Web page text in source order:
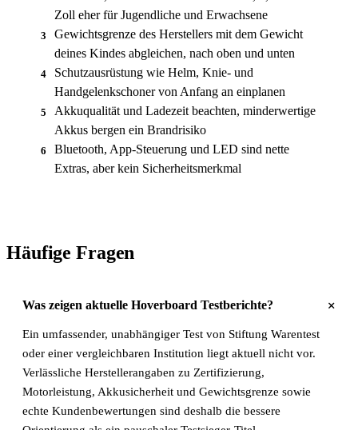
Zoll eher für Jugendliche und Erwachsene
3
Gewichtsgrenze des Herstellers mit dem Gewicht
deines Kindes abgleichen, nach oben und unten
4
Schutzausrüstung wie Helm, Knie- und
Handgelenkschoner von Anfang an einplanen
5
Akkuqualität und Ladezeit beachten, minderwertige
Akkus bergen ein Brandrisiko
6
Bluetooth, App-Steuerung und LED sind nette
Extras, aber kein Sicherheitsmerkmal
Häufige Fragen
Was zeigen aktuelle Hoverboard Testberichte? +
Ein umfassender, unabhängiger Test von Stiftung Warentest
oder einer vergleichbaren Institution liegt aktuell nicht vor.
Verlässliche Herstellerangaben zu Zertifizierung,
Motorleistung, Akkusicherheit und Gewichtsgrenze sowie
echte Kundenbewertungen sind deshalb die bessere